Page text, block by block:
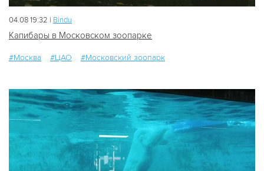
04.08 19:32 | Bindu
Капибары в Московском зоопарке
#Москва #ЦАО #Московский зоопарк